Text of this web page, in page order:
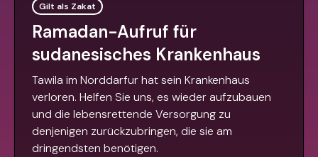
Gilt als Zakat
Ramadan-Aufruf für
sudanesisches Krankenhaus
Tawila im Norddarfur hat sein Krankenhaus
verloren. Helfen Sie uns, es wieder aufzubauen
und die lebensrettende Versorgung zu
denjenigen zurückzubringen, die sie am
dringendsten benötigen.